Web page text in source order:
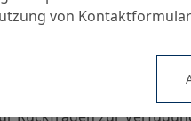
im Service-
erfolgreich wachsen.
(insbesondere
Rückfragen zur
von